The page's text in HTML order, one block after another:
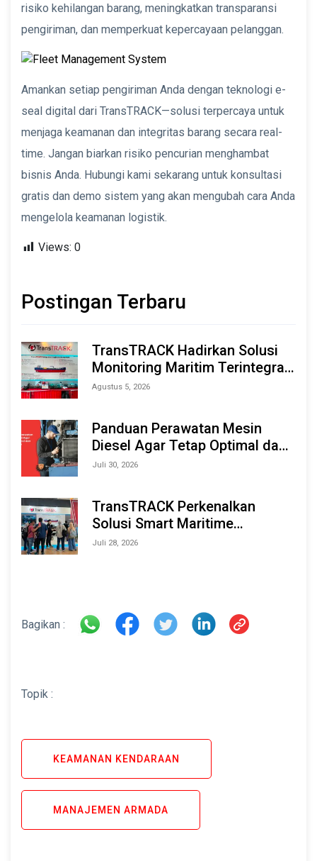
risiko kehilangan barang, meningkatkan transparansi
pengiriman, dan memperkuat kepercayaan pelanggan.
Amankan setiap pengiriman Anda dengan teknologi e-
seal digital dari TransTRACK—solusi terpercaya untuk
menjaga keamanan dan integritas barang secara real-
time. Jangan biarkan risiko pencurian menghambat
bisnis Anda. Hubungi kami sekarang untuk konsultasi
gratis dan demo sistem yang akan mengubah cara Anda
mengelola keamanan logistik.
Views: 0
Postingan Terbaru
TransTRACK Hadirkan Solusi
Monitoring Maritim Terintegrasi
Berbasis AI & IoT di Indonesia
Agustus 5, 2026
Panduan Perawatan Mesin
Diesel Agar Tetap Optimal dan
Tahan Lama
Juli 30, 2026
TransTRACK Perkenalkan
Solusi Smart Maritime
Monitoring Berbasis AI dan IoT
Juli 28, 2026
Bagikan :
Topik :
KEAMANAN KENDARAAN
MANAJEMEN ARMADA